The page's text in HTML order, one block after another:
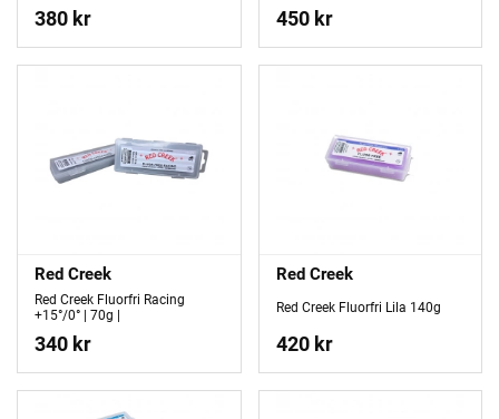
380 kr 450 kr
Red Creek
Red Creek Fluorfri Racing
+15°/0° | 70g |
340 kr
Red Creek
Red Creek Fluorfri Lila 140g
420 kr